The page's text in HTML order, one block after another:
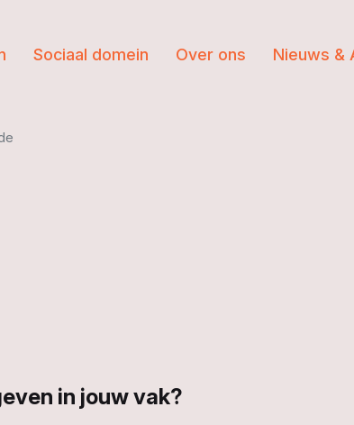
Sociaal domein Over ons Nieuws &
in jouw vak?